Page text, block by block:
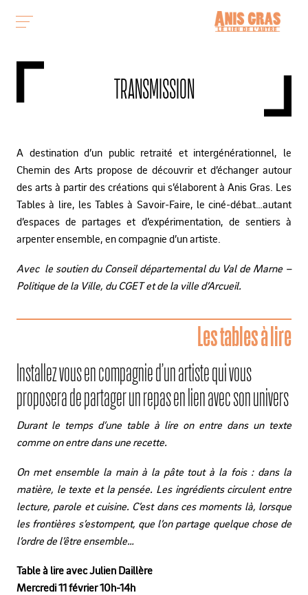
TRANSMISSION
A destination d’un public retraité et intergénérationnel, le
Chemin des Arts propose de découvrir et d’échanger autour
des arts à partir des créations qui s’élaborent à Anis Gras. Les
Tables à lire, les Tables à Savoir-Faire, le ciné-débat…autant
d’espaces de partages et d’expérimentation, de sentiers à
arpenter ensemble, en compagnie d’un artiste.
Avec le soutien du Conseil départemental du Val de Marne –
Politique de la Ville, du CGET et de la ville d’Arcueil.
Les tables à lire
Installez vous en compagnie d’un artiste qui vous
proposera de partager un repas en lien avec son univers
Durant le temps d’une table à lire on entre dans un texte
comme on entre dans une recette.
On met ensemble la main à la pâte tout à la fois : dans la
matière, le texte et la pensée. Les ingrédients circulent entre
lecture, parole et cuisine. C’est dans ces moments là, lorsque
les frontières s’estompent, que l’on partage quelque chose de
l’ordre de l’être ensemble…
Table à lire avec Julien Daillère
Mercredi 11 février 10h-14h